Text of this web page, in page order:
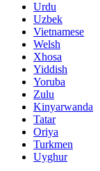
Urdu
Uzbek
Vietnamese
Welsh
Xhosa
Yiddish
Yoruba
Zulu
Kinyarwanda
Tatar
Oriya
Turkmen
Uyghur